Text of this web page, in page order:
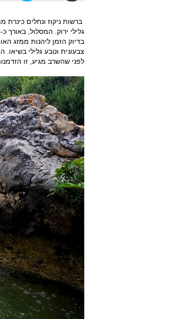
ברשות ניקוז ונחלים כינרת
בדיוק הזמן ליהנות ממזג
צבעונית וטבע גלילי
לפני שהשרב מגיע, זו